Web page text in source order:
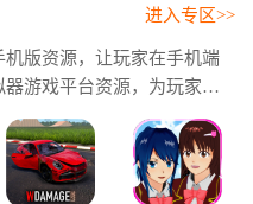
版资源，让玩家在手机端
游戏平台资源，为玩家提
快速发现优质游戏内容。
得体验的模拟器佳作，开
进入专区>>